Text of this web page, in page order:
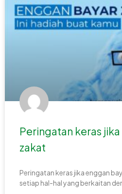
Peringatan keras
zakat
Peringatan keras jika enggan
setiap hal-hal yang berkaitan